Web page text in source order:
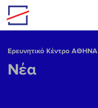
Skip to main content
Ερευνητικό Κέντρο ΑΘΗΝΑ
Νέα